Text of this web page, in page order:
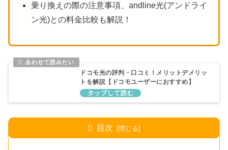
乗り換えの際の注意事項、andline光(アンドライ
ン光)との料金比較も解説！
ドコモ光の評判・口コミ！メリットデメリッ
トを解説【ドコモユーザーにおすすめ】
目次